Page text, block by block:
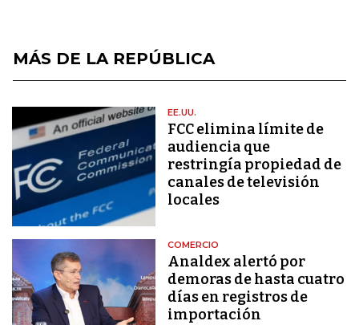
MÁS DE LA REPÚBLICA
EE.UU.
FCC elimina límite de
audiencia que
restringía propiedad de
canales de televisión
locales
COMERCIO
Analdex alertó por
demoras de hasta cuatro
días en registros de
importación